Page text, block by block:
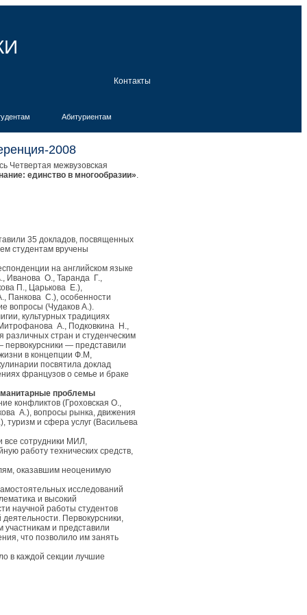
Контакты
Абитуриентам
2008
Четвертая межвузовская
единство в многообразии».
35 докладов, посвященных
студентам вручены
на английском языке
Иванова О., Таранда Г.,
П., Царькова Е.),
Панкова С.), особенности
вопросы (Чудаков А.).
культурных традициях
А., Подковкина Н.,
стран и студенческим
— представили
в концепции Ф.М,
посвятила доклад
французов о семье и браке
проблемы
конфликтов (Гроховская О.,
А.), вопросы рынка, движения
и сфера услуг (Васильева
все сотрудники МИЛ,
работу технических средств,
оказавшим неоценимую
исследований
и высокий
научной работы студентов
Первокурсники,
и представили
что позволило им занять
в каждой секции лучшие